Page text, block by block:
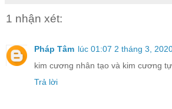
1 nhận xét:
Pháp Tâm lúc 01:07 2 tháng 3,
kim cương nhân tạo và kim cương
Trả lời